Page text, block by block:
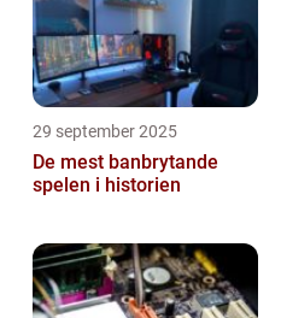
29 september 2025
De mest banbrytande
spelen i historien